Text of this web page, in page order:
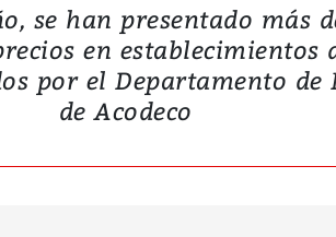
se han presentado más
en establecimientos
por el Departamento de
de Acodeco